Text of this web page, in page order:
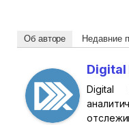
Об авторе Недавние
Digital
Digital